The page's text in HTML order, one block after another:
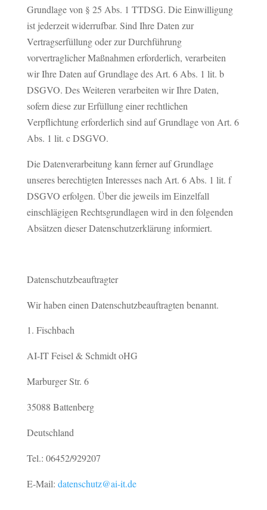
Grundlage von § 25 Abs. 1 TTDSG. Die Einwilligung
ist jederzeit widerrufbar. Sind Ihre Daten zur
Vertragserfüllung oder zur Durchführung
vorvertraglicher Maßnahmen erforderlich, verarbeiten
wir Ihre Daten auf Grundlage des Art. 6 Abs. 1 lit. b
DSGVO. Des Weiteren verarbeiten wir Ihre Daten,
sofern diese zur Erfüllung einer rechtlichen
Verpflichtung erforderlich sind auf Grundlage von Art. 6
Abs. 1 lit. c DSGVO.
Die Datenverarbeitung kann ferner auf Grundlage
unseres berechtigten Interesses nach Art. 6 Abs. 1 lit. f
DSGVO erfolgen. Über die jeweils im Einzelfall
einschlägigen Rechtsgrundlagen wird in den folgenden
Absätzen dieser Datenschutzerklärung informiert.
Datenschutzbeauftragter
Wir haben einen Datenschutzbeauftragten benannt.
Fischbach
AI-IT Feisel & Schmidt oHG
Marburger Str. 6
35088 Battenberg
Deutschland
Tel.: 06452/929207
E-Mail: datenschutz@ai-it.de